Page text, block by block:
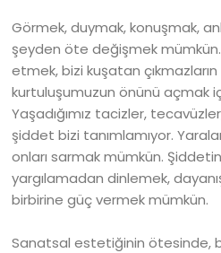
Görmek, duymak, konuşmak,
şeyden öte değişmek
etmek, bizi kuşatan çıkmazların
kurtuluşumuzun önünü açmak
Yaşadığımız tacizler,
şiddet bizi tanımlamıyor.
onları sarmak mümkün.
yargılamadan dinlemek,
birbirine güç vermek mümkün.
Sanatsal estetiğinin ötesinde,